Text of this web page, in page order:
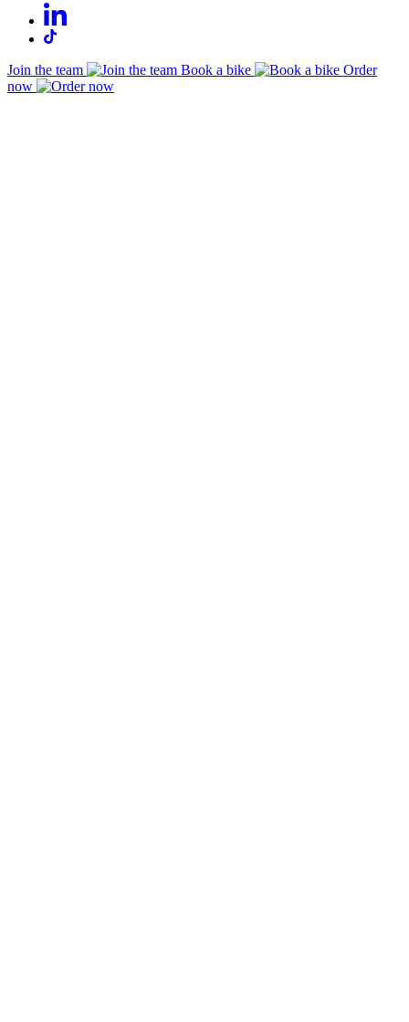
Join the team Book a bike
Order
now